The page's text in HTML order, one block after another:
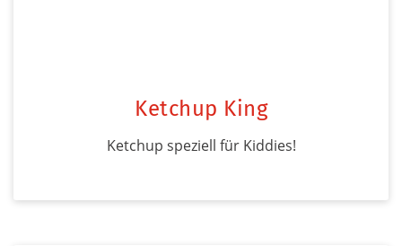
Ketchup King
Ketchup speziell für Kiddies!